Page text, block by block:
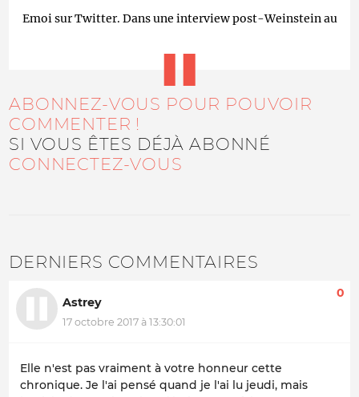
Emoi sur Twitter. Dans une interview post-Weinstein au
ABONNEZ-VOUS POUR POUVOIR
COMMENTER !
SI VOUS ÊTES DÉJÀ ABONNÉ
CONNECTEZ-VOUS
DERNIERS COMMENTAIRES
Astrey
17 octobre 2017 à 13:30:01
0
Elle n'est pas vraiment à votre honneur cette
chronique. Je l'ai pensé quand je l'ai lu jeudi, mais